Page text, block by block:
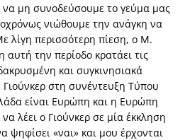
να μη συνοδεύσουμε το γεύμα μας
νιώθουμε την ανάγκη να
λίγη περισσότερη πίεση, ο Μ.
αυτή την περίοδο κρατάει τις
και συγκινησιακά
στη συνέντευξη Τύπου
είναι Ευρώπη και η Ευρώπη
λέει ο Γιούνκερ σε μία έκκληση
ψηφίσει «ναι» και μου έρχονται